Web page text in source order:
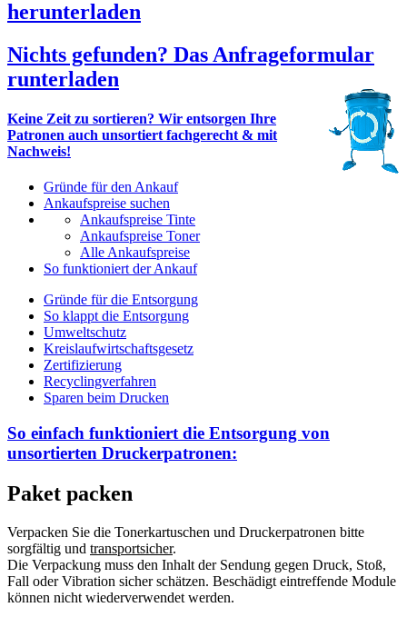
herunterladen
Nichts gefunden? Das Anfrageformular
runterladen
Keine Zeit zu sortieren? Wir entsorgen Ihre
Patronen auch unsortiert fachgerecht & mit
Nachweis!
Gründe für den Ankauf
Ankaufspreise suchen
Ankaufspreise Tinte
Ankaufspreise Toner
Alle Ankaufspreise
So funktioniert der Ankauf
Gründe für die Entsorgung
So klappt die Entsorgung
Umweltschutz
Kreislaufwirtschaftsgesetz
Zertifizierung
Recyclingverfahren
Sparen beim Drucken
So einfach funktioniert die Entsorgung von
unsortierten Druckerpatronen:
Paket packen
Verpacken Sie die Tonerkartuschen und Druckerpatronen bitte
sorgfältig und transportsicher.
Die Verpackung muss den Inhalt der Sendung gegen Druck, Stoß,
Fall oder Vibration sicher schätzen. Beschädigt eintreffende Module
können nicht wiederverwendet werden.